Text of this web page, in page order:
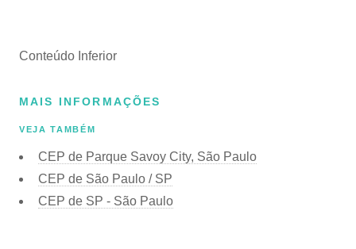
Conteúdo Inferior
MAIS INFORMAÇÕES
VEJA TAMBÉM
CEP de Parque Savoy City, São Paulo
CEP de São Paulo / SP
CEP de SP - São Paulo